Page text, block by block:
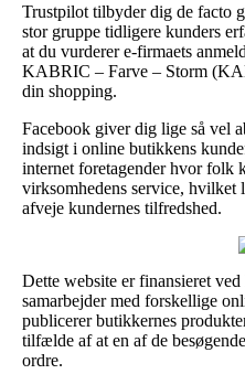
Trustpilot tilbyder dig de facto
stor gruppe tidligere kunders
at du vurderer e-firmaets
KABRIC – Farve – Storm
din shopping.
Facebook giver dig lige så vel
indsigt i online butikkens
internet foretagender hvor folk
virksomhedens service, hvilket
afveje kundernes tilfredshed.
Dette website er finansieret
samarbejder med forskellige
publicerer butikkernes
tilfælde af at en af de
ordre.